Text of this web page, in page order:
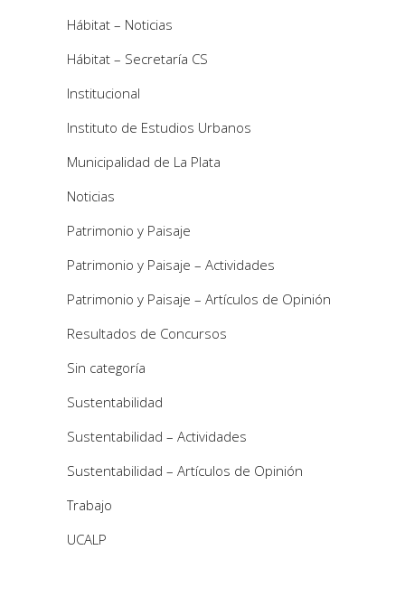
Hábitat – Noticias
Hábitat – Secretaría CS
Institucional
Instituto de Estudios Urbanos
Municipalidad de La Plata
Noticias
Patrimonio y Paisaje
Patrimonio y Paisaje – Actividades
Patrimonio y Paisaje – Artículos de Opinión
Resultados de Concursos
Sin categoría
Sustentabilidad
Sustentabilidad – Actividades
Sustentabilidad – Artículos de Opinión
Trabajo
UCALP